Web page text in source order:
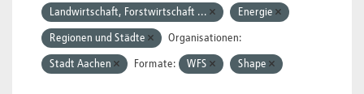
Landwirtschaft, Forstwirtschaft ... Energie
Regionen und Städte Organisationen:
Stadt Aachen Formate: WFS Shape